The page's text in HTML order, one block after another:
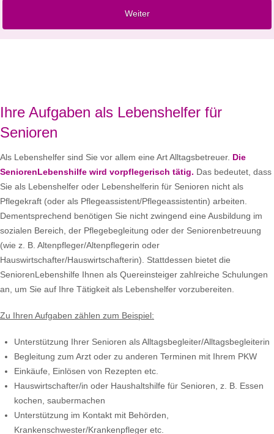
Ihre Aufgaben als Lebenshelfer für
Senioren
Als Lebenshelfer sind Sie vor allem eine Art Alltagsbetreuer. Die
SeniorenLebenshilfe wird vorpflegerisch tätig. Das bedeutet, dass
Sie als Lebenshelfer oder Lebenshelferin für Senioren nicht als
Pflegekraft (oder als Pflegeassistent/Pflegeassistentin) arbeiten.
Dementsprechend benötigen Sie nicht zwingend eine Ausbildung im
sozialen Bereich, der Pflegebegleitung oder der Seniorenbetreuung
(wie z. B. Altenpfleger/Altenpflegerin oder
Hauswirtschafter/Hauswirtschafterin). Stattdessen bietet die
SeniorenLebenshilfe Ihnen als Quereinsteiger zahlreiche Schulungen
an, um Sie auf Ihre Tätigkeit als Lebenshelfer vorzubereiten.
Zu Ihren Aufgaben zählen zum Beispiel:
Unterstützung Ihrer Senioren als Alltagsbegleiter/Alltagsbegleiterin
Begleitung zum Arzt oder zu anderen Terminen mit Ihrem PKW
Einkäufe, Einlösen von Rezepten etc.
Hauswirtschafter/in oder Haushaltshilfe für Senioren, z. B. Essen
kochen, saubermachen
Unterstützung im Kontakt mit Behörden,
Krankenschwester/Krankenpfleger etc.